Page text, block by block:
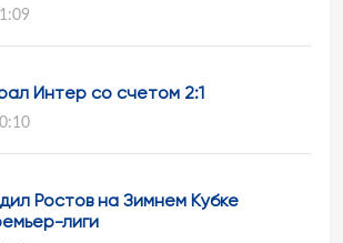
Интер со счетом 2:1
Ростов на Зимнем Кубке
лиги